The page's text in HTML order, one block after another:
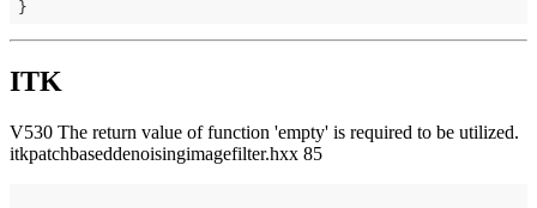
ITK
V530 The return value of function 'empty' is required to be utilized.
itkpatchbaseddenoisingimagefilter.hxx 85